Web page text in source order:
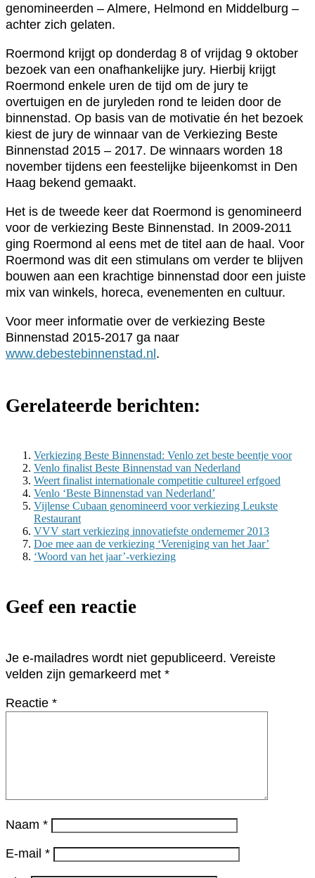
genomineerden – Almere, Helmond en Middelburg –
achter zich gelaten.
Roermond krijgt op donderdag 8 of vrijdag 9 oktober
bezoek van een onafhankelijke jury. Hierbij krijgt
Roermond enkele uren de tijd om de jury te
overtuigen en de juryleden rond te leiden door de
binnenstad. Op basis van de motivatie én het bezoek
kiest de jury de winnaar van de Verkiezing Beste
Binnenstad 2015 – 2017. De winnaars worden 18
november tijdens een feestelijke bijeenkomst in Den
Haag bekend gemaakt.
Het is de tweede keer dat Roermond is genomineerd
voor de verkiezing Beste Binnenstad. In 2009-2011
ging Roermond al eens met de titel aan de haal. Voor
Roermond was dit een stimulans om verder te blijven
bouwen aan een krachtige binnenstad door een juiste
mix van winkels, horeca, evenementen en cultuur.
Voor meer informatie over de verkiezing Beste
Binnenstad 2015-2017 ga naar
www.debestebinnenstad.nl.
Gerelateerde berichten:
Verkiezing Beste Binnenstad: Venlo zet beste beentje voor
Venlo finalist Beste Binnenstad van Nederland
Weert finalist internationale competitie cultureel erfgoed
Venlo ‘Beste Binnenstad van Nederland’
Vijlense Cubaan genomineerd voor verkiezing Leukste
Restaurant
VVV start verkiezing innovatiefste ondernemer 2013
Doe mee aan de verkiezing ‘Vereniging van het Jaar’
‘Woord van het jaar’-verkiezing
Geef een reactie
Je e-mailadres wordt niet gepubliceerd. Vereiste
velden zijn gemarkeerd met *
Reactie *
Naam *
E-mail *